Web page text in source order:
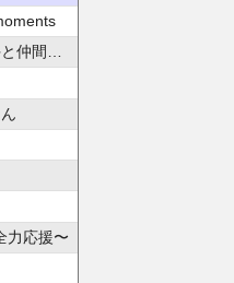
にして〜
力応援〜